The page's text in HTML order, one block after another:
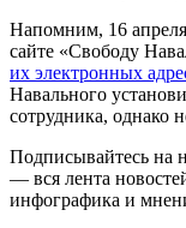
Напомним, 16 апреля
сайте «Свободу
их электронных
Навального
сотрудника, однако
Подписывайтесь на
— вся лента
инфографика и